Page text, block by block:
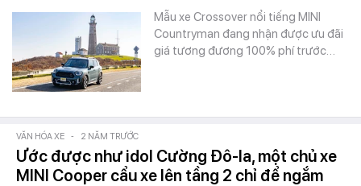
Mẫu xe Crossover nổi tiếng MINI
Countryman đang nhận được ưu đãi
giá tương đương 100% phí trước…
VĂN HÓA XE - 2 NĂM TRƯỚC
Ước được như idol Cường Đô-la, một chủ xe
MINI Cooper cẩu xe lên tầng 2 chỉ để ngắm